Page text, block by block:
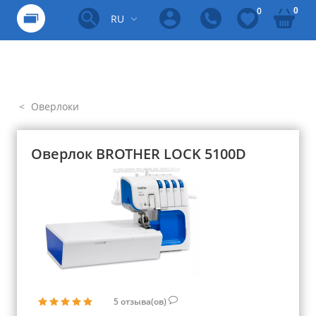
RU
0 0
Оверлоки
Оверлок BROTHER LOCK 5100D
5 отзыва(ов)